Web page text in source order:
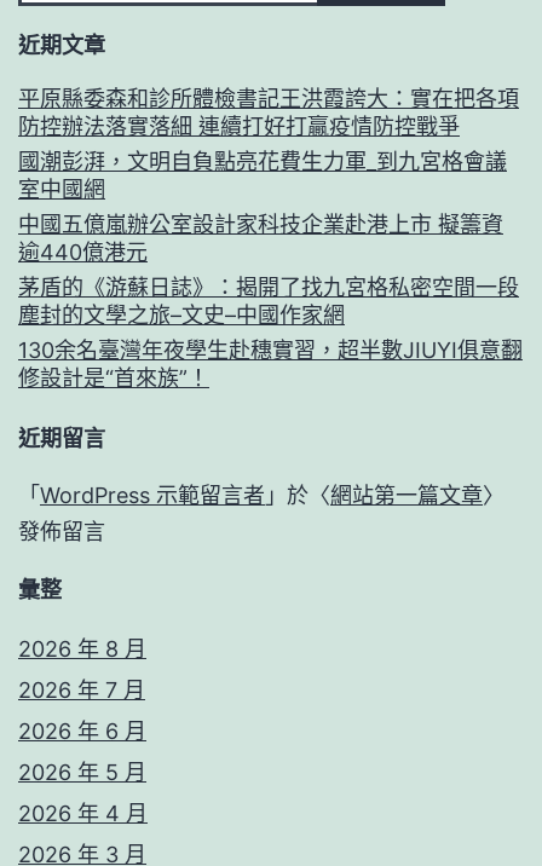
近期文章
平原縣委森和診所體檢書記王洪霞誇大：實在把各項
防控辦法落實落細 連續打好打贏疫情防控戰爭
國潮彭湃，文明自負點亮花費生力軍_到九宮格會議
室中國網
中國五億嵐辦公室設計家科技企業赴港上市 擬籌資
逾440億港元
茅盾的《游蘇日誌》：揭開了找九宮格私密空間一段
塵封的文學之旅–文史–中國作家網
130余名臺灣年夜學生赴穗實習，超半數JIUYI俱意翻
修設計是“首來族”！
近期留言
「 WordPress 示範留言者 」於〈網站第一篇文章〉
發佈留言
彙整
2026 年 8 月
2026 年 7 月
2026 年 6 月
2026 年 5 月
2026 年 4 月
2026 年 3 月